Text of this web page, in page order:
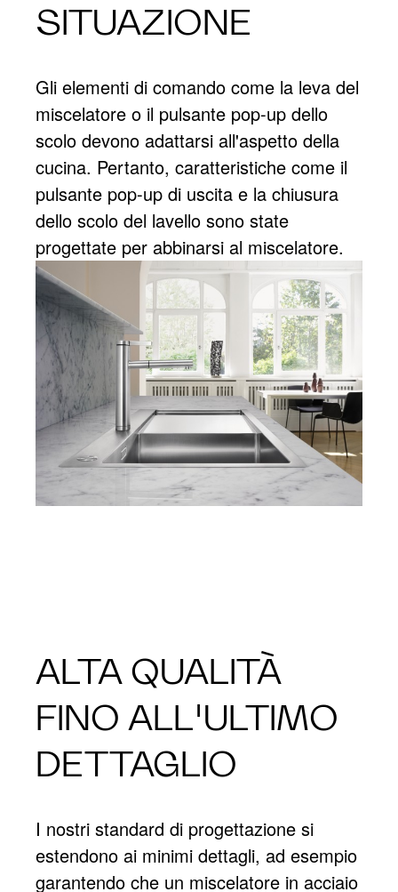
SITUAZIONE
Gli elementi di comando come la leva del
miscelatore o il pulsante pop-up dello
scolo devono adattarsi all'aspetto della
cucina. Pertanto, caratteristiche come il
pulsante pop-up di uscita e la chiusura
dello scolo del lavello sono state
progettate per abbinarsi al miscelatore.
ALTA QUALITÀ
FINO ALL'ULTIMO
DETTAGLIO
I nostri standard di progettazione si
estendono ai minimi dettagli, ad esempio
garantendo che un miscelatore in acciaio